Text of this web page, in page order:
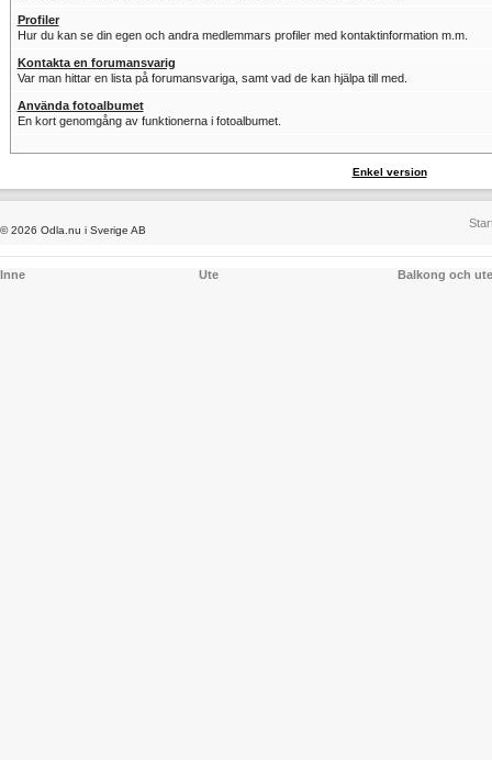
Profiler
Hur du kan se din egen och andra medlemmars profiler med kontaktinformation m.m.
Kontakta en forumansvarig
Var man hittar en lista på forumansvariga, samt vad de kan hjälpa till med.
Använda fotoalbumet
En kort genomgång av funktionerna i fotoalbumet.
Enkel version
© 2026 Odla.nu i Sverige AB
Inne Ute Balkong och